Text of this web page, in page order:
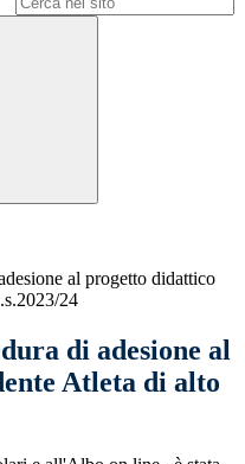
al progetto didattico
24
di adesione al
Atleta di alto